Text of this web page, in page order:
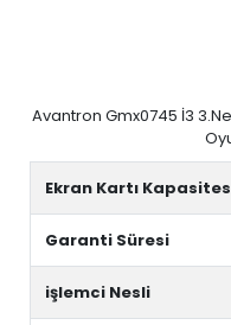
Avantron Gmx0745 İ3
Ekran Kartı
Garanti Süresi
işlemci Nesli